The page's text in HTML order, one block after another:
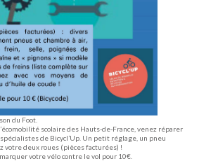
du Foot.
scolaire des Hauts-de-France, venez réparer
de Bicycl’Up . Un petit réglage, un pneu
votre deux roues (pièces facturées) !
votre vélo contre le vol pour 10€.